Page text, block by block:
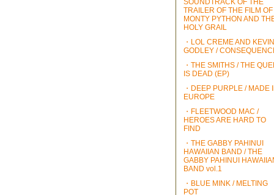
SOUNDTRACK OF THE
TRAILER OF THE FILM OF
MONTY PYTHON AND
HOLY GRAIL
・LOL CREME AND KEVIN
GODLEY /
・THE SMITHS / THE
IS DEAD (EP)
・DEEP PURPLE / MADE
EUROPE
・FLEETWOOD MAC /
HEROES ARE HARD TO
FIND
・THE GABBY PAHINUI
HAWAIIAN BAND / THE
GABBY PAHINUI
BAND vol.1
・BLUE MINK / MELTING
POT